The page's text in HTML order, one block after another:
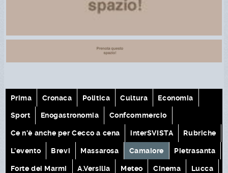
Prima Cronaca Politica Cultura Economia
Sport Enogastronomia Confcommercio
Ce n'è anche per Cecco a cena interSVISTA Rubriche
L'evento Brevi Massarosa Camaiore Pietrasanta
Forte dei Marmi A.Versilia Meteo Cinema Lucca